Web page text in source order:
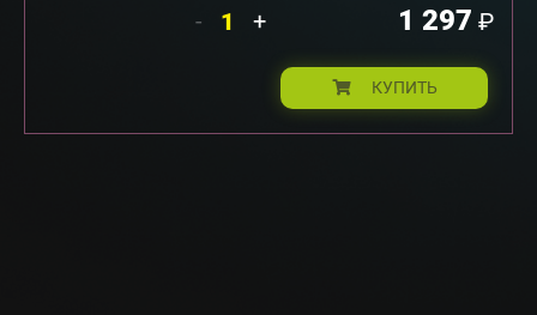
- + 1 297 ₽
КУПИТЬ